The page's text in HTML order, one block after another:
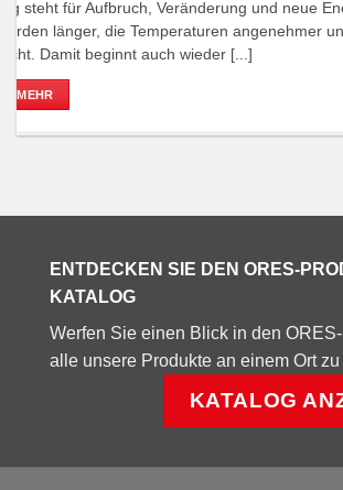
weiterentwickelt, gewinnen durchdachte
wirkungsvolle Display-Lösungen und ein
für Marken immer mehr an Bedeutung.Einer
LESEN SIE MEHR
ENTDECKEN SIE DEN ORES-
KATALOG
Werfen Sie einen Blick in den
alle unsere Produkte an einem Ort
KATALOG